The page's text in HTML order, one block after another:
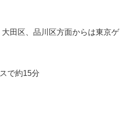
田区、品川区方面からは東京ゲ
で約15分